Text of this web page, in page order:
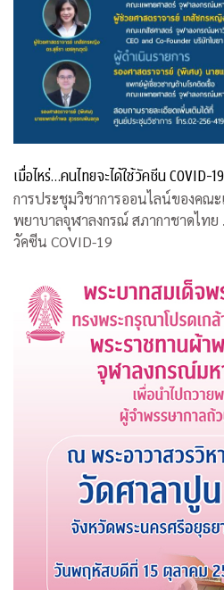
เมื่อไหร่…คนไทยจะได้ใช้วัคซีน COVID-
การประชุมวิชาการออนไลน์ของคณ
พยาบาลจุฬาลงกรณ์ สภากาชาดไทย
วัคซีน COVID-19